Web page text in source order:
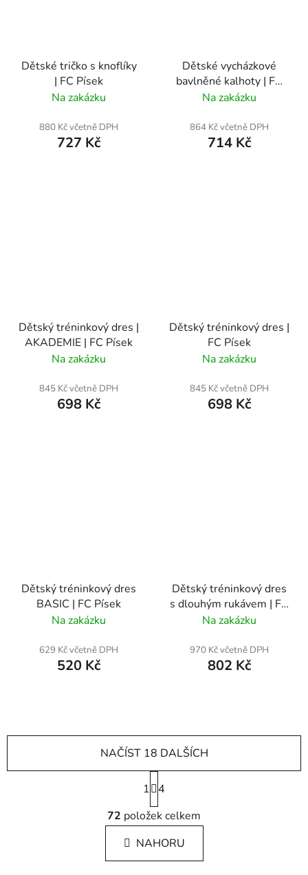
Dětské tričko s knoflíky
| FC Písek
Na zakázku
880 Kč včetně DPH
727 Kč
Dětské vycházkové
bavlněné kalhoty | FC
Písek
Na zakázku
864 Kč včetně DPH
714 Kč
Dětský tréninkový dres |
AKADEMIE | FC Písek
Na zakázku
845 Kč včetně DPH
698 Kč
Dětský tréninkový dres |
FC Písek
Na zakázku
845 Kč včetně DPH
698 Kč
Dětský tréninkový dres
BASIC | FC Písek
Na zakázku
629 Kč včetně DPH
520 Kč
Dětský tréninkový dres
s dlouhým rukávem | FC
Písek
Na zakázku
970 Kč včetně DPH
802 Kč
O
v
l
á
d
NAČÍST 18 DALŠÍCH
S
t
r
á
n
k
1
4
72 položek celkem
NAHORU